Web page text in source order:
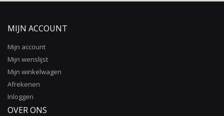
MIJN ACCOUNT
Mijn account
Mijn wenslijst
Mijn winkelwagen
Afrekenen
Inloggen
OVER ONS